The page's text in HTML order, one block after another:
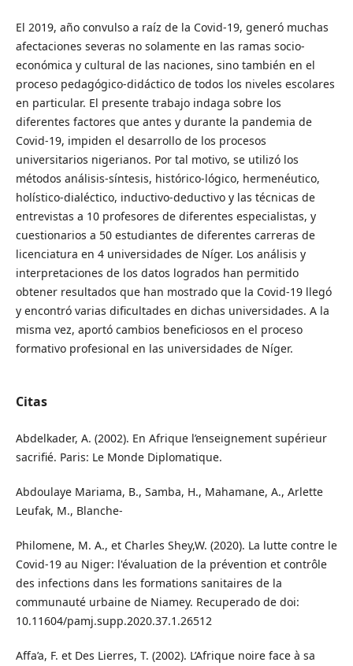
El 2019, año convulso a raíz de la Covid-19, generó muchas
afectaciones severas no solamente en las ramas socio-
económica y cultural de las naciones, sino también en el
proceso pedagógico-didáctico de todos los niveles escolares
en particular. El presente trabajo indaga sobre los
diferentes factores que antes y durante la pandemia de
Covid-19, impiden el desarrollo de los procesos
universitarios nigerianos. Por tal motivo, se utilizó los
métodos análisis-síntesis, histórico-lógico, hermenéutico,
holístico-dialéctico, inductivo-deductivo y las técnicas de
entrevistas a 10 profesores de diferentes especialistas, y
cuestionarios a 50 estudiantes de diferentes carreras de
licenciatura en 4 universidades de Níger. Los análisis y
interpretaciones de los datos logrados han permitido
obtener resultados que han mostrado que la Covid-19 llegó
y encontró varias dificultades en dichas universidades. A la
misma vez, aportó cambios beneficiosos en el proceso
formativo profesional en las universidades de Níger.
Citas
Abdelkader, A. (2002). En Afrique l’enseignement supérieur
sacrifié. Paris: Le Monde Diplomatique.
Abdoulaye Mariama, B., Samba, H., Mahamane, A., Arlette
Leufak, M., Blanche-
Philomene, M. A., et Charles Shey,W. (2020). La lutte contre le
Covid-19 au Niger: l'évaluation de la prévention et contrôle
des infections dans les formations sanitaires de la
communauté urbaine de Niamey. Recuperado de doi:
10.11604/pamj.supp.2020.37.1.26512
Affa’a, F. et Des Lierres, T. (2002). L’Afrique noire face à sa